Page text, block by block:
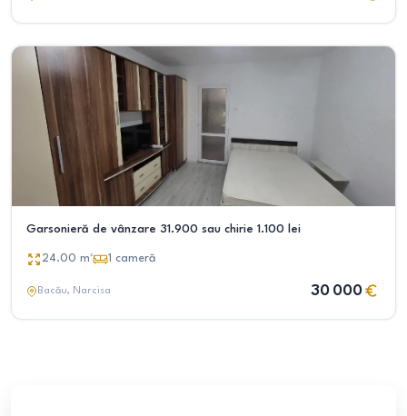
Garsonieră de vânzare 31.900 sau chirie 1.100 lei
24.00 m² 1 cameră
Bacău, Narcisa 30 000